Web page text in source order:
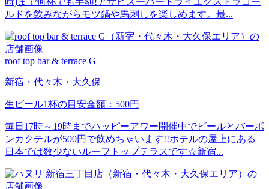
ルドを飲みながらモツ鍋や馬刺しを楽しめます。最...
roof top bar & terrace G
新宿・代々木・大久保
生ビール1杯の目安金額：500円
毎日17時～19時までハッピーアワー開催中でビールとバーボ
ンカクテルが500円で飲めちゃいます!!ホテルの屋上にある
日本では数少ないルーフトップテラスです☆新宿...